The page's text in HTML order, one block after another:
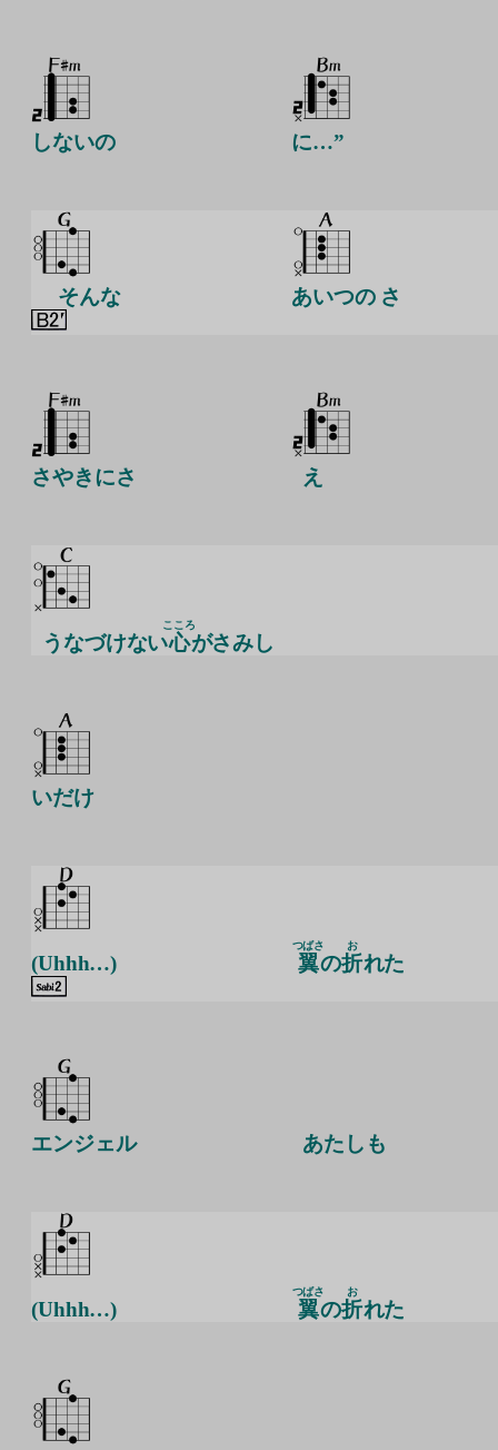
しないの に…”
そんな あいつの さ
さやきにさ え
うなづけない心
こころ
がさみし
いだけ
(Uhhh…) 翼
つばさ
の折
お
れた
エンジェル あたしも
(Uhhh…) 翼
つばさ
の折
お
れた